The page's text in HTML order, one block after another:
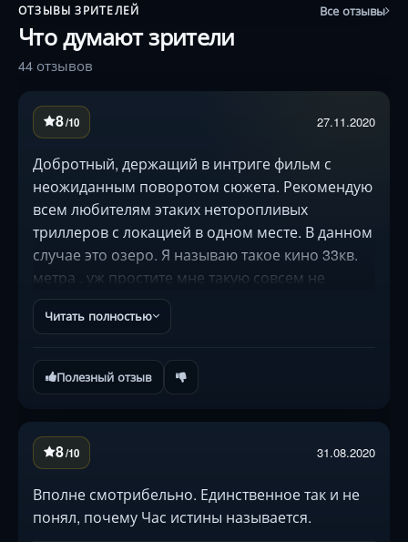
ОТЗЫВЫ ЗРИТЕЛЕЙ
Что думают зрители
44 отзывов
Все отзывы
8/10 27.11.2020
Добротный, держащий в интриге фильм с
неожиданным поворотом сюжета. Рекомендую
всем любителям этаких неторопливых
триллеров с локацией в одном месте. В данном
случае это озеро. Я называю такое кино 33кв.
метра , уж простите мне такую совсем не
уместную отсылку к знаменитому комедийному
сериалу... Нет, Час истины реально стоящий
свеженький, горяченький как пирожок
Рекомендую, будет вкусно
Читать полностью
Полезный отзыв
8/10 31.08.2020
Вполне смотрибельно. Единственное так и не
понял, почему Час истины называется.